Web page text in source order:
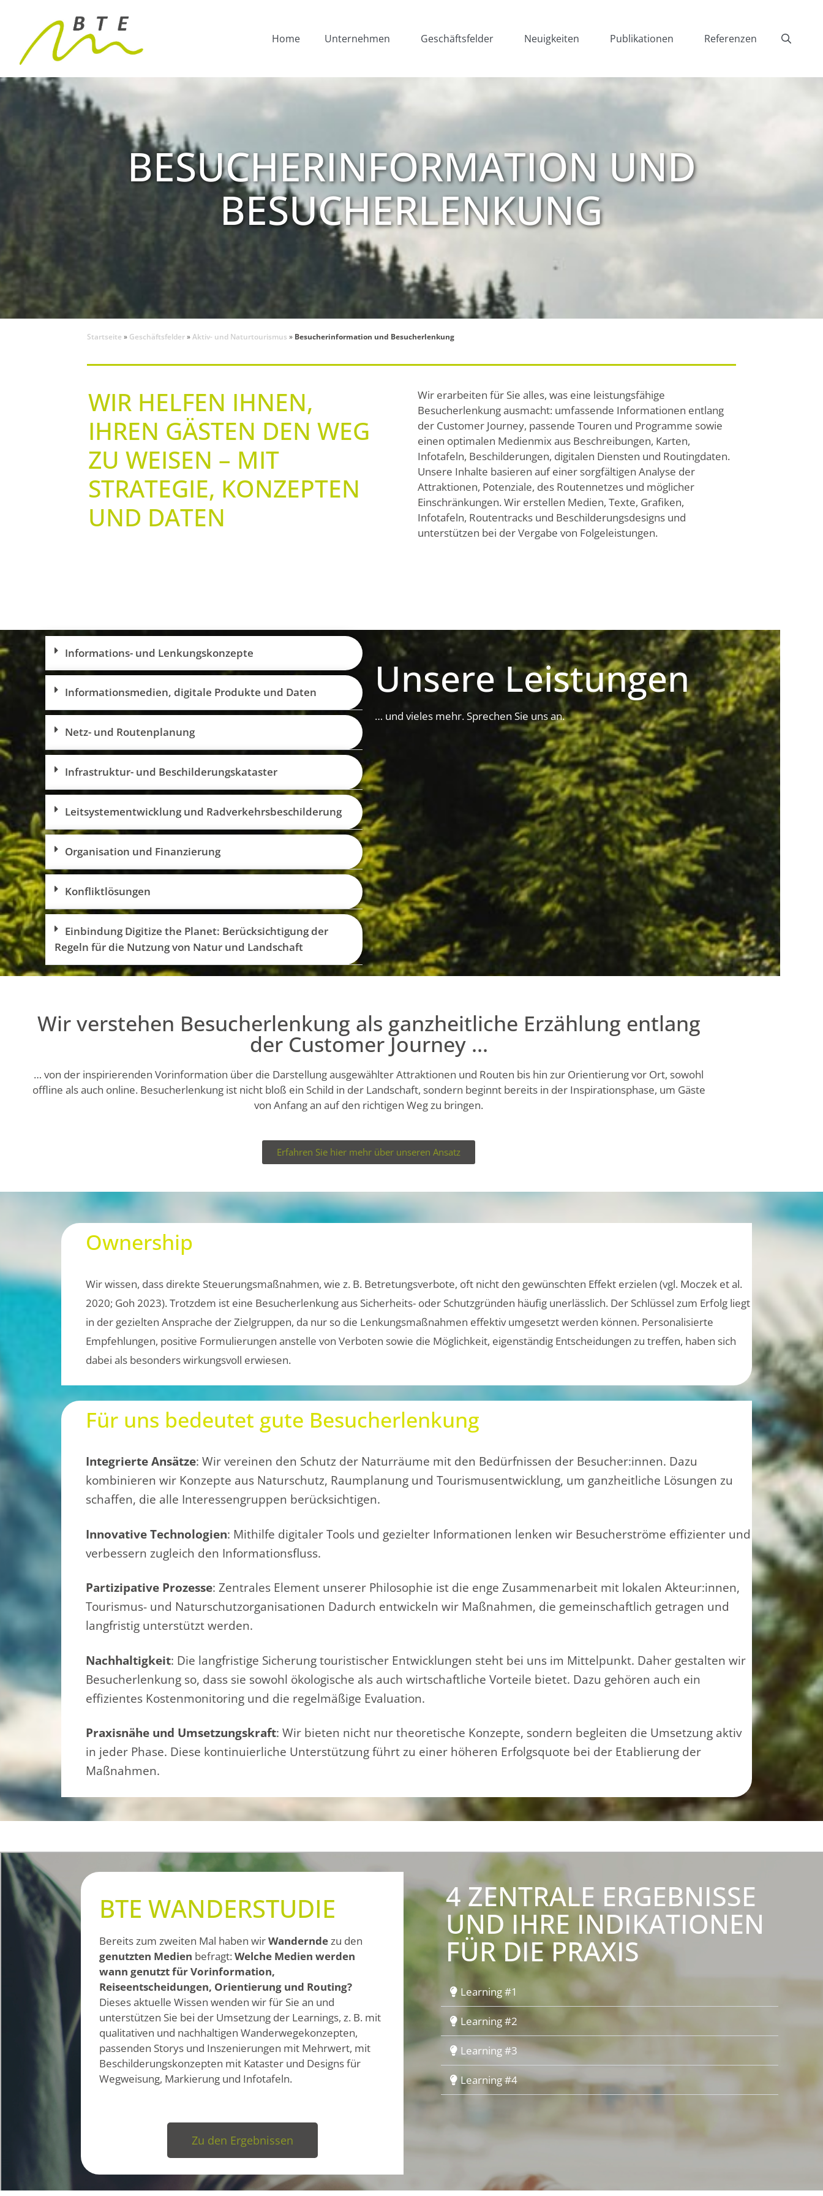
Home Unternehmen Geschäftsfelder Neuigkeiten Publikationen Referenzen
BESUCHERINFORMATION UND
BESUCHERLENKUNG
Startseite » Geschäftsfelder»Aktiv- und Naturtourismus » Besucherinformation und Besucherlenkung
WIR HELFEN IHNEN,
IHREN GÄSTEN DEN WEG
ZU WEISEN – MIT
STRATEGIE, KONZEPTEN
UND DATEN
Wir erarbeiten für Sie alles, was eine leistungsfähige
Besucherlenkung ausmacht: umfassende Informationen entlang
der Customer Journey, passende Touren und Programme sowie
einen optimalen Medienmix aus Beschreibungen, Karten,
Infotafeln, Beschilderungen, digitalen Diensten und Routingdaten.
Unsere Inhalte basieren auf einer sorgfältigen Analyse der
Attraktionen, Potenziale, des Routennetzes und möglicher
Einschränkungen. Wir erstellen Medien, Texte, Grafiken,
Infotafeln, Routentracks und Beschilderungsdesigns und
unterstützen bei der Vergabe von Folgeleistungen.
Informations- und Lenkungskonzepte
Informationsmedien, digitale Produkte und Daten
Netz- und Routenplanung
Infrastruktur- und Beschilderungskataster
Leitsystementwicklung und Radverkehrsbeschilderung
Organisation und Finanzierung
Konfliktlösungen
Einbindung Digitize the Planet: Berücksichtigung der
Regeln für die Nutzung von Natur und Landschaft
Unsere Leistungen
… und vieles mehr. Sprechen Sie uns an.
Wir verstehen Besucherlenkung als ganzheitliche Erzählung entlang
der Customer Journey …
… von der inspirierenden Vorinformation über die Darstellung ausgewählter Attraktionen und Routen bis hin zur Orientierung vor Ort, sowohl
offline als auch online. Besucherlenkung ist nicht bloß ein Schild in der Landschaft, sondern beginnt bereits in der Inspirationsphase, um Gäste
von Anfang an auf den richtigen Weg zu bringen.
Erfahren Sie hier mehr über unseren Ansatz
Ownership
Wir wissen, dass direkte Steuerungsmaßnahmen, wie z. B. Betretungsverbote, oft nicht den gewünschten Effekt erzielen (vgl. Moczek et al.
2020; Goh 2023). Trotzdem ist eine Besucherlenkung aus Sicherheits- oder Schutzgründen häufig unerlässlich. Der Schlüssel zum Erfolg liegt
in der gezielten Ansprache der Zielgruppen, da nur so die Lenkungsmaßnahmen effektiv umgesetzt werden können. Personalisierte
Empfehlungen, positive Formulierungen anstelle von Verboten sowie die Möglichkeit, eigenständig Entscheidungen zu treffen, haben sich
dabei als besonders wirkungsvoll erwiesen.
Für uns bedeutet gute Besucherlenkung
Integrierte Ansätze: Wir vereinen den Schutz der Naturräume mit den Bedürfnissen der Besucher:innen. Dazu
kombinieren wir Konzepte aus Naturschutz, Raumplanung und Tourismusentwicklung, um ganzheitliche Lösungen zu
schaffen, die alle Interessengruppen berücksichtigen.
Innovative Technologien: Mithilfe digitaler Tools und gezielter Informationen lenken wir Besucherströme effizienter und
verbessern zugleich den Informationsfluss.
Partizipative Prozesse: Zentrales Element unserer Philosophie ist die enge Zusammenarbeit mit lokalen Akteur:innen,
Tourismus- und Naturschutzorganisationen Dadurch entwickeln wir Maßnahmen, die gemeinschaftlich getragen und
langfristig unterstützt werden.
Nachhaltigkeit: Die langfristige Sicherung touristischer Entwicklungen steht bei uns im Mittelpunkt. Daher gestalten wir
Besucherlenkung so, dass sie sowohl ökologische als auch wirtschaftliche Vorteile bietet. Dazu gehören auch ein
effizientes Kostenmonitoring und die regelmäßige Evaluation.
Praxisnähe und Umsetzungskraft: Wir bieten nicht nur theoretische Konzepte, sondern begleiten die Umsetzung aktiv
in jeder Phase. Diese kontinuierliche Unterstützung führt zu einer höheren Erfolgsquote bei der Etablierung der
Maßnahmen.
BTE WANDERSTUDIE
Bereits zum zweiten Mal haben wirWanderndezu den
genutzten Medien befragt: Welche Medien werden
wann genutzt für Vorinformation,
Reiseentscheidungen, Orientierung und Routing?
Dieses aktuelle Wissen wenden wir für Sie an und
unterstützen Sie bei der Umsetzung der Learnings, z. B. mit
qualitativen und nachhaltigen Wanderwegekonzepten,
passenden Storys und Inszenierungen mit Mehrwert, mit
Beschilderungskonzepten mit Kataster und Designs für
Wegweisung, Markierung und Infotafeln.
Zu den Ergebnissen
4 ZENTRALE ERGEBNISSE
UND IHRE INDIKATIONEN
FÜR DIE PRAXIS
Learning #1
Learning #2
Learning #3
Learning #4